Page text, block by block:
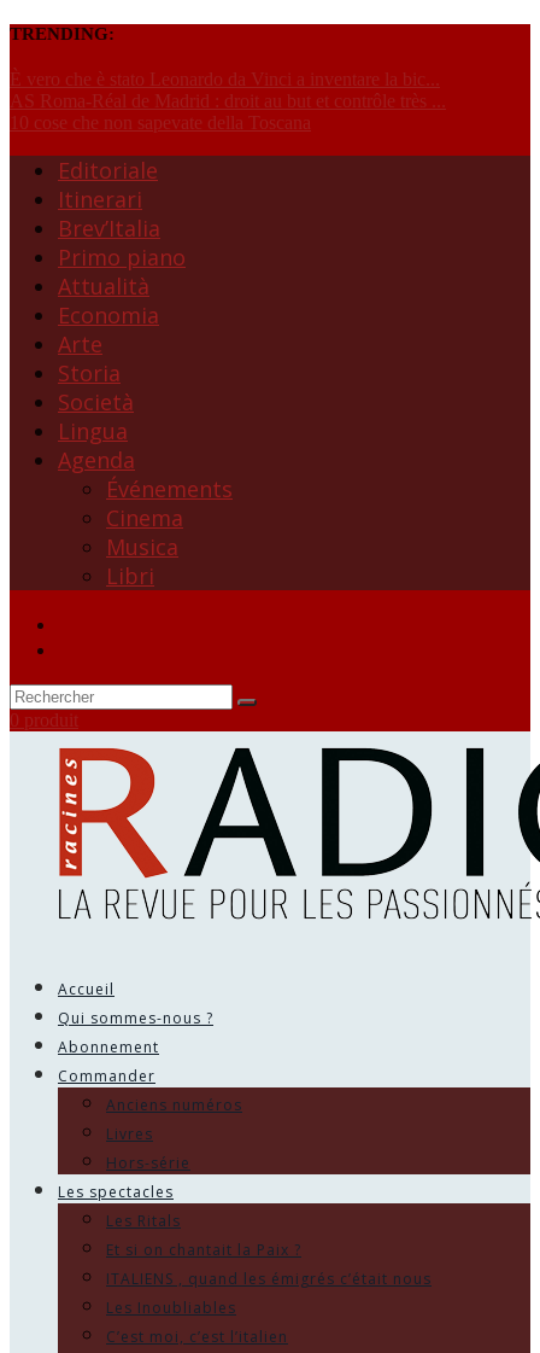
TRENDING:
È vero che è stato Leonardo da Vinci a inventare la bic...
AS Roma-Réal de Madrid : droit au but et contrôle très ...
10 cose che non sapevate della Toscana
Editoriale
Itinerari
Brev’Italia
Primo piano
Attualità
Economia
Arte
Storia
Società
Lingua
Agenda
Événements
Cinema
Musica
Libri
0 produit
Accueil
Qui sommes-nous ?
Abonnement
Commander
Anciens numéros
Livres
Hors-série
Les spectacles
Les Ritals
Et si on chantait la Paix ?
ITALIENS , quand les émigrés c’était nous
Les Inoubliables
C’est moi, c’est l’italien